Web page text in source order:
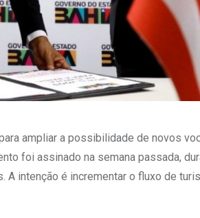
ampliar a possibilidade de novos
foi assinado na semana passada,
intenção é incrementar o fluxo de